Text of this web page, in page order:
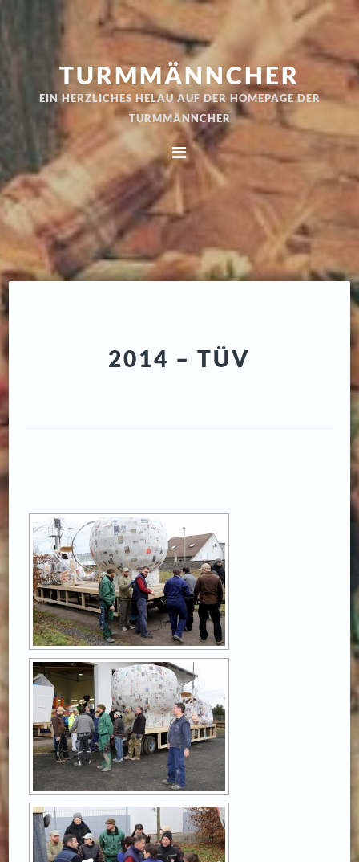
Hauptnavigation
springen
main
content
TURMMÄNNCHER
EIN HERZLICHES HELAU AUF DER HOMEPAGE DER
TURMMÄNNCHER
2014 – TÜV